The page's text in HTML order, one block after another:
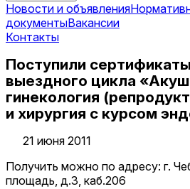
Новости и объявления
документыВакансии
Контакты
Поступили
выездного цикла
гинекология
и хирургия с курсом
21 июня 2011
Получить можно по адресу: г.
площадь, д.3, каб.206